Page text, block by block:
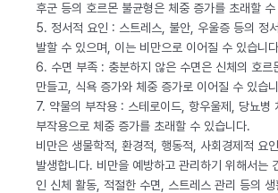
후군 등의 호르몬 불균형은 체중 증가를 초래할
5. 정서적 요인 : 스트레스, 불안, 우울증 등의 정
발할 수 있으며, 이는 비만으로 이어질 수 있습니
6. 수면 부족 : 충분하지 않은 수면은 신체의 호르
만들고, 식욕 증가와 체중 증가로 이어질 수 있습
7. 약물의 부작용 : 스테로이드, 항우울제, 당뇨병
부작용으로 체중 증가를 초래할 수 있습니다.
비만은 생물학적, 환경적, 행동적, 사회경제적 요
발생합니다. 비만을 예방하고 관리하기 위해서는
인 신체 활동, 적절한 수면, 스트레스 관리 등의